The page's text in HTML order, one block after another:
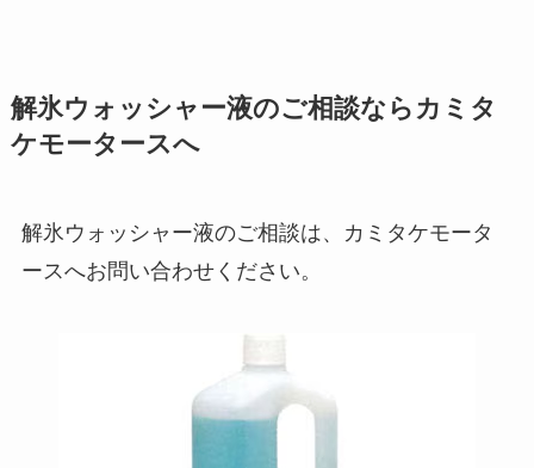
解氷ウォッシャー液のご相談ならカミタ
ケモータースへ
解氷ウォッシャー液のご相談は、カミタケモータ
ースへお問い合わせください。